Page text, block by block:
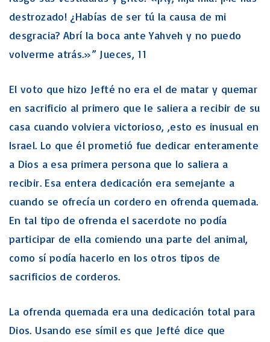
destrozado! ¿Habías de ser tú la causa de mi
desgracia? Abrí la boca ante Yahveh y no puedo
volverme atrás.»” Jueces, 11
El voto que hizo Jefté no era el de matar y quemar
en sacrificio al primero que le saliera a recibir de su
casa cuando volviera victorioso, ,esto es inusual en
Israel. Lo que él prometió fue dedicar enteramente
a Dios a esa primera persona que lo saliera a
recibir. Esa entera dedicación era semejante a
cuando se ofrecía un cordero en ofrenda quemada.
En tal tipo de ofrenda el sacerdote no podía
participar de ella comiendo una parte del animal,
como sí podía hacerlo en los otros tipos de
sacrificios de corderos.
La ofrenda quemada era una dedicación total para
Dios. Usando ese símil es que Jefté dice que